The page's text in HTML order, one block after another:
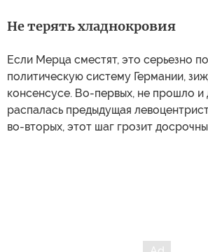
Не терять хладнокровия
Если Мерца сместят, это серьезно
политическую систему Германии,
консенсусе. Во-первых, не прошло и
распалась предыдущая
во-вторых, этот шаг грозит